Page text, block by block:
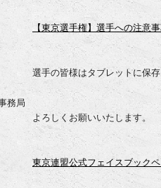
務局
【東京選手権】選手への注意
選手の皆様はタブレットに保
よろしくお願いいたします。
東京連盟公式フェイスブック